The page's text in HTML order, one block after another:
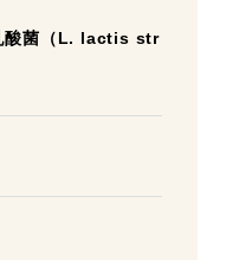
酸菌（L. lactis str